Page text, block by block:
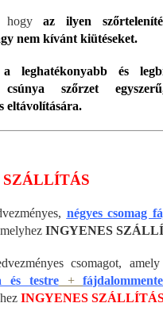
hogyaz ilyen
nem kívánt kiütéseket.
leghatékonyabb és
szőrzet
eltávolítására.
SZÁLLÍTÁS
négyes csomag
INGYENES
csomagot,
és testre+
INGYENES